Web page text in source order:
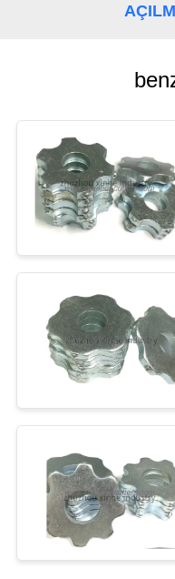
HARITASI
GIZLILIK
POLITIKASI